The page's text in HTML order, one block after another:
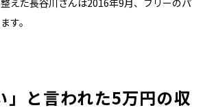
す。
」と言われた5万円の収